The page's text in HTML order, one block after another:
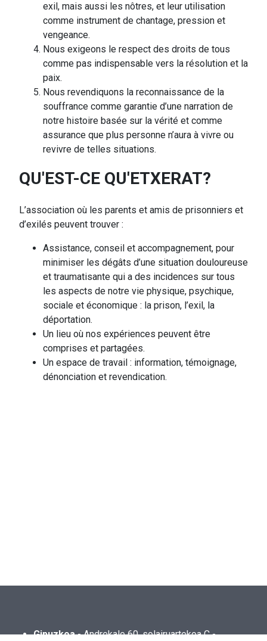
exil, mais aussi les nôtres, et leur utilisation
comme instrument de chantage, pression et
vengeance.
Nous exigeons le respect des droits de tous
comme pas indispensable vers la résolution et la
paix.
Nous revendiquons la reconnaissance de la
souffrance comme garantie d’une narration de
notre histoire basée sur la vérité et comme
assurance que plus personne n’aura à vivre ou
revivre de telles situations.
QU'EST-CE QU'ETXERAT?
L’association où les parents et amis de prisonniers et
d’exilés peuvent trouver :
Assistance, conseil et accompagnement, pour
minimiser les dégâts d’une situation douloureuse
et traumatisante qui a des incidences sur tous
les aspects de notre vie physique, psychique,
sociale et économique : la prison, l’exil, la
déportation.
Un lieu où nos expériences peuvent être
comprises et partagées.
Un espace de travail : information, témoignage,
dénonciation et revendication.
Gipuzkoa- Andrekale 60, solairuartekoa C -